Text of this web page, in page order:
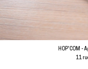
HOP'COM -
11